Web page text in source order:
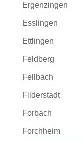
Ergenzingen
Esslingen
Ettlingen
Feldberg
Fellbach
Filderstadt
Forbach
Forchheim